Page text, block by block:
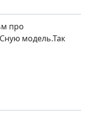
про
модель.Так